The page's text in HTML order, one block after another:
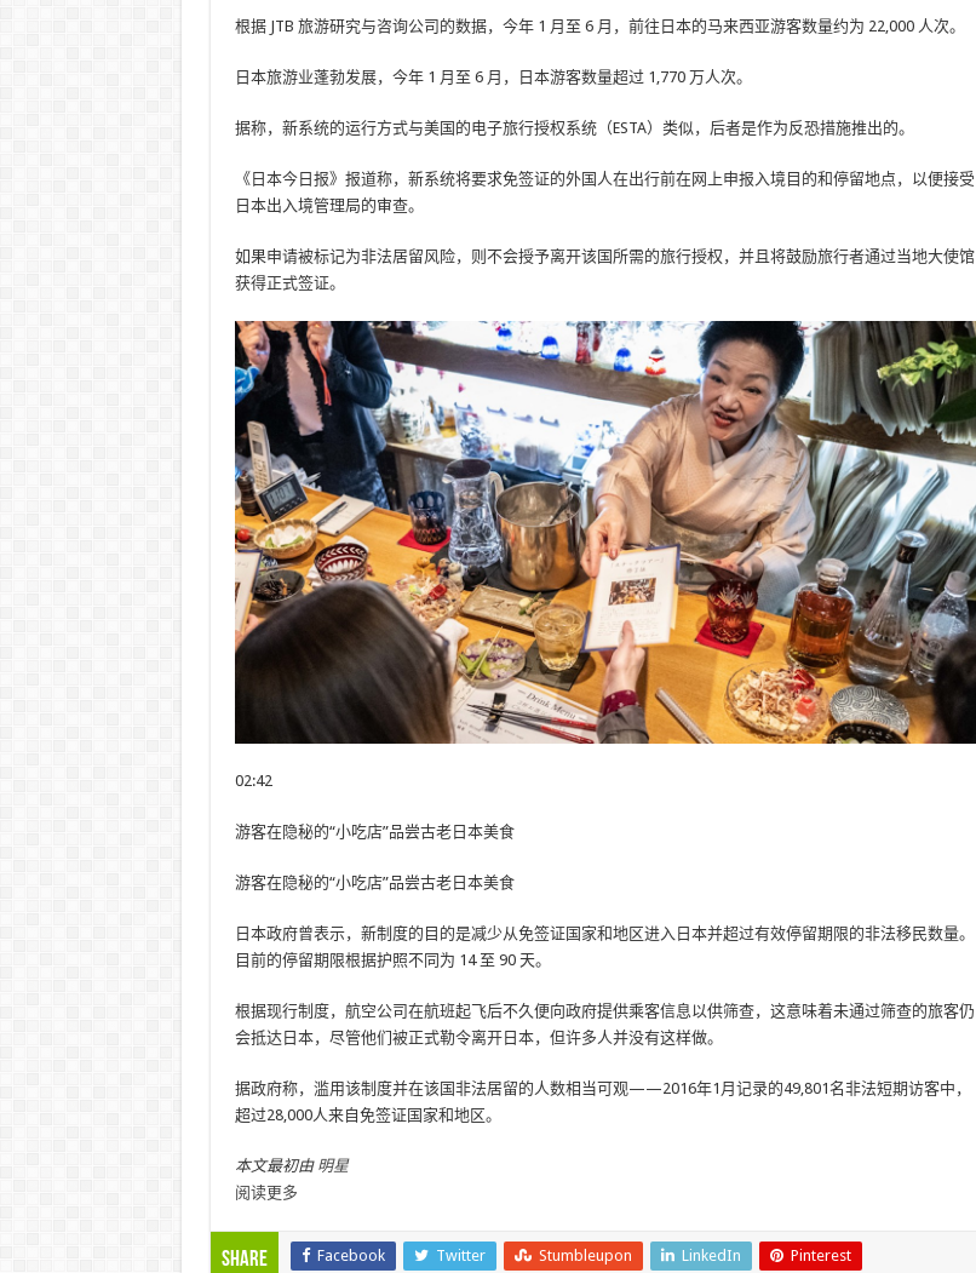
根据 JTB 旅游研究与咨询公司的数据，今年 1 月至 6 月，前往日本的马来西亚游客数量约为 22,000 人次。
日本旅游业蓬勃发展，今年 1 月至 6 月，日本游客数量超过 1,770 万人次。
据称，新系统的运行方式与美国的电子旅行授权系统（ESTA）类似，后者是作为反恐措施推出的。
《日本今日报》报道称，新系统将要求免签证的外国人在出行前在网上申报入境目的和停留地点，以便接受
日本出入境管理局的审查。
如果申请被标记为非法居留风险，则不会授予离开该国所需的旅行授权，并且将鼓励旅行者通过当地大使馆
获得正式签证。
02:42
游客在隐秘的“小吃店”品尝古老日本美食
游客在隐秘的“小吃店”品尝古老日本美食
日本政府曾表示，新制度的目的是减少从免签证国家和地区进入日本并超过有效停留期限的非法移民数量。
目前的停留期限根据护照不同为 14 至 90 天。
根据现行制度，航空公司在航班起飞后不久便向政府提供乘客信息以供筛查，这意味着未通过筛查的旅客仍
会抵达日本，尽管他们被正式勒令离开日本，但许多人并没有这样做。
据政府称，滥用该制度并在该国非法居留的人数相当可观——2016年1月记录的49,801名非法短期访客中，
超过28,000人来自免签证国家和地区。
本文最初由 明星
阅读更多
Share Facebook Twitter Stumbleupon LinkedIn Pinterest